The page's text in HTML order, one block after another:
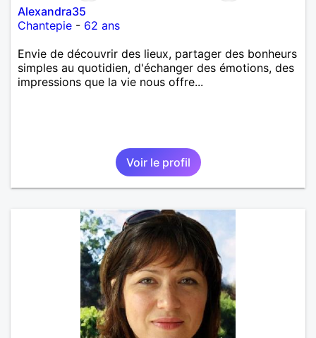
Alexandra35
Chantepie - 62 ans
Envie de découvrir des lieux, partager des bonheurs
simples au quotidien, d'échanger des émotions, des
impressions que la vie nous offre...
Voir le profil